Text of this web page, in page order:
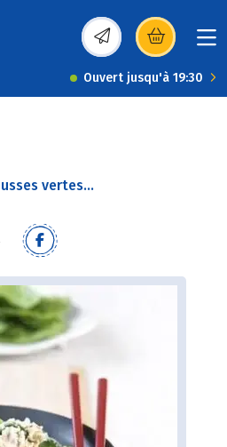
(s’ouvre dans une
Ouvert jusqu'à 19:30
vertes...